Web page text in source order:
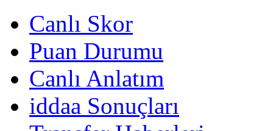
Canlı Skor
Puan Durumu
Canlı Anlatım
iddaa Sonuçları